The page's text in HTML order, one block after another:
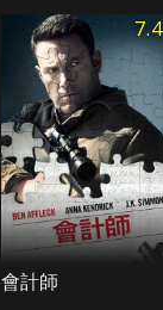
7.4
會計師